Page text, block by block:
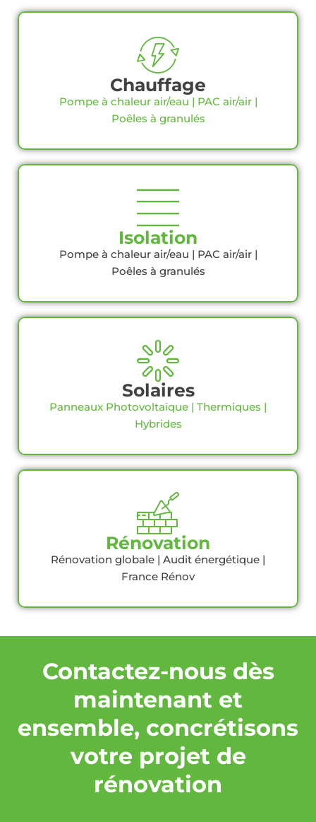
Chauffage
Pompe à chaleur air/eau | PAC air/air |
Poêles à granulés
Isolation
Pompe à chaleur air/eau | PAC air/air |
Poêles à granulés
Solaires
Panneaux Photovoltaïque | Thermiques |
Hybrides
Rénovation
Rénovation globale | Audit énergétique |
France Rénov
Contactez-nous dès
maintenant et
ensemble, concrétisons
votre projet de
rénovation